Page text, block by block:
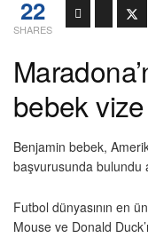
22
SHARES
bebek
Benjamin bebek,
başvurusunda bulundu
Futbol dünyasının en
Mouse ve Donald